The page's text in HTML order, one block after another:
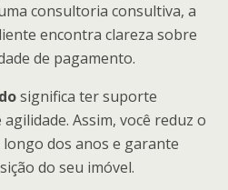
consultoria consultiva, a
encontra clareza sobre
de pagamento.
significa ter suporte
Assim, você reduz o
dos anos e garante
do seu imóvel.